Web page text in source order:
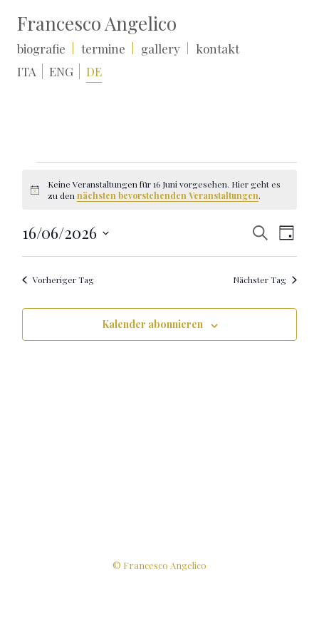
Francesco Angelico
biografie termine gallery
kontakt
ITA
ENG DE
Veranstaltungen
für
16
Hinweis
Keine Veranstaltungen für 16 Juni vorgesehen. Hier geht es
zu den nächsten bevorstehenden Veranstaltungen.
Suche
und
Navigation
SucheTag
16/06/2026
Vorheriger Tag Nächster Tag
Kalender abonnieren
© Francesco Angelico